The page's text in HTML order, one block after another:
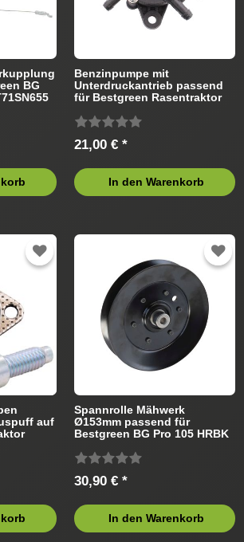
BG
Benzinpumpe mit
Unterdruckantrieb passend
für Bestgreen Rasentraktor
21,00 € *
In den Warenkorb
auf
Spannrolle Mähwerk
Ø153mm passend für
Bestgreen BG Pro 105 HRBK
Rasentraktor
30,90 € *
In den Warenkorb